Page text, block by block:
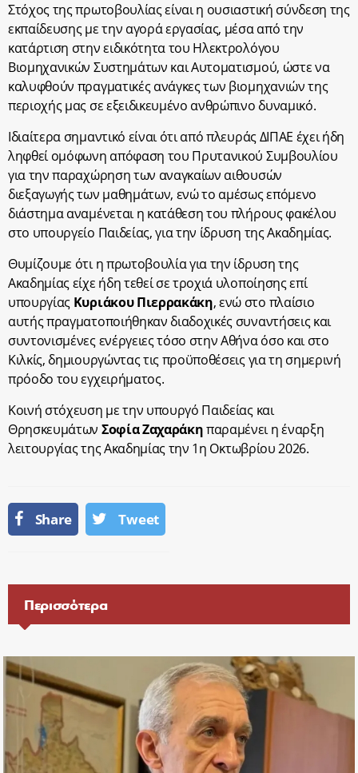
Στόχος της πρωτοβουλίας είναι η ουσιαστική σύνδεση της
εκπαίδευσης με την αγορά εργασίας, μέσα από την
κατάρτιση στην ειδικότητα του Ηλεκτρολόγου
Βιομηχανικών Συστημάτων και Αυτοματισμού, ώστε να
καλυφθούν πραγματικές ανάγκες των βιομηχανιών της
περιοχής μας σε εξειδικευμένο ανθρώπινο δυναμικό.
Ιδιαίτερα σημαντικό είναι ότι από πλευράς ΔΙΠΑΕ έχει ήδη
ληφθεί ομόφωνη απόφαση του Πρυτανικού Συμβουλίου
για την παραχώρηση των αναγκαίων αιθουσών
διεξαγωγής των μαθημάτων, ενώ το αμέσως επόμενο
διάστημα αναμένεται η κατάθεση του πλήρους φακέλου
στο υπουργείο Παιδείας, για την ίδρυση της Ακαδημίας.
Θυμίζουμε ότι η πρωτοβουλία για την ίδρυση της
Ακαδημίας είχε ήδη τεθεί σε τροχιά υλοποίησης επί
υπουργίας Κυριάκου Πιερρακάκη, ενώ στο πλαίσιο
αυτής πραγματοποιήθηκαν διαδοχικές συναντήσεις και
συντονισμένες ενέργειες τόσο στην Αθήνα όσο και στο
Κιλκίς, δημιουργώντας τις προϋποθέσεις για τη σημερινή
πρόοδο του εγχειρήματος.
Κοινή στόχευση με την υπουργό Παιδείας και
Θρησκευμάτων Σοφία Ζαχαράκηπαραμένει η έναρξη
λειτουργίας της Ακαδημίας την 1η Οκτωβρίου 2026.
Share Tweet
Περισσότερα